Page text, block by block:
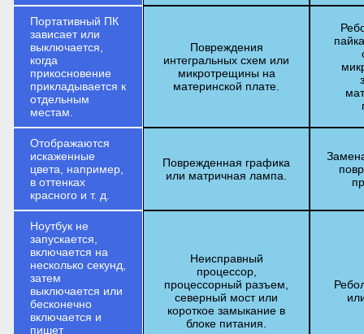
Портативный ПК
зависает или
выключается,
когда
прикосновение
прикладывается к
отдельным
местам.
Повреждения
интегральных схем или
микротрещины на
материнской плате.
Отображаются
искаженные
цвета, например,
в оттенках
красного и т. д.
Поврежденная графика
или матричная лампа.
Ноутбук не
запускается,
включается на
несколько секунд,
затем
выключается или
бесконечно
включается и
пишет
Неисправный
процессор,
процессорный разъем,
северный мост или
короткое замыкание в
блоке питания.